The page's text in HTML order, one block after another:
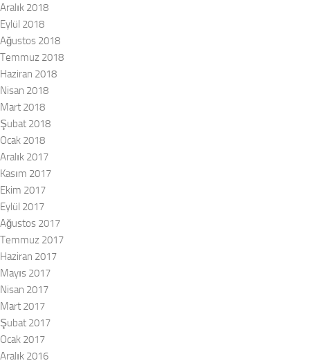
Aralık 2018
Eylül 2018
Ağustos 2018
Temmuz 2018
Haziran 2018
Nisan 2018
Mart 2018
Şubat 2018
Ocak 2018
Aralık 2017
Kasım 2017
Ekim 2017
Eylül 2017
Ağustos 2017
Temmuz 2017
Haziran 2017
Mayıs 2017
Nisan 2017
Mart 2017
Şubat 2017
Ocak 2017
Aralık 2016